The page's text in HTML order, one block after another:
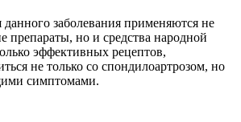
данного заболевания применяются не
препараты, но и средства народной
эффективных рецептов,
не только со спондилоартрозом, но
симптомами.